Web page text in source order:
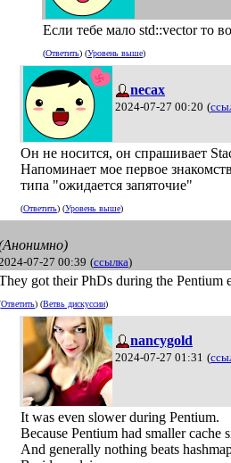
Если тебе мало std::vector то
(Ответить) (Уровень выше)
necax
2024-07-27 00:20 (
Он не носится, он спрашивает
Напоминает мое первое
типа "ожидается запяточие"
(Ответить) (Уровень выше)
07-27 00:39 (ссылка)
got their PhDs during the Pentium
Ответить) (Ветвь дискуссии)
nancygold
2024-07-27 01:31 (
It was even slower during Pentium.
Because Pentium had smaller cache
And generally nothing beats